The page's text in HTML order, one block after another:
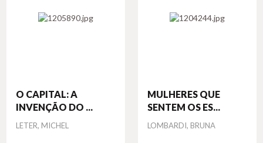
O CAPITAL: A
INVENÇÃO DO ...
Autor
LETER, MICHEL
MULHERES QUE
SENTEM OS ES...
Autor
LOMBARDI, BRUNA